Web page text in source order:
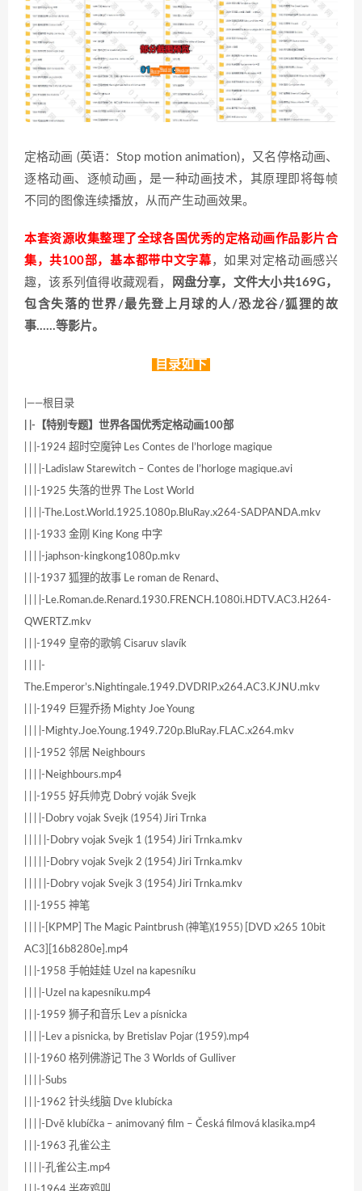
定格动画 (英语：Stop motion animation)，又名停格动画、
逐格动画、逐帧动画，是一种动画技术，其原理即将每帧
不同的图像连续播放，从而产生动画效果。
本套资源收集整理了全球各国优秀的定格动画作品影片合
集，共100部，基本都带中文字幕，如果对定格动画感兴
趣，该系列值得收藏观看，
网盘分享，文件大小共169G，
包含失落的世界/最先登上月球的人/恐龙谷/狐狸的故
事……等影片。
目录如下
|——根目录
| |-【特别专题】世界各国优秀定格动画100部
| | |-1924 超时空魔钟 Les Contes de l’horloge magique
| | | |-Ladislaw Starewitch – Contes de l’horloge magique.avi
| | |-1925 失落的世界 The Lost World
| | | |-The.Lost.World.1925.1080p.BluRay.x264-SADPANDA.mkv
| | |-1933 金刚 King Kong 中字
| | | |-japhson-kingkong1080p.mkv
| | |-1937 狐狸的故事 Le roman de Renard、
| | | |-Le.Roman.de.Renard.1930.FRENCH.1080i.HDTV.AC3.H264-
QWERTZ.mkv
| | |-1949 皇帝的歌鸲 Cisaruv slavík
| | | |-
The.Emperor’s.Nightingale.1949.DVDRIP.x264.AC3.KJNU.mkv
| | |-1949 巨猩乔扬 Mighty Joe Young
| | | |-Mighty.Joe.Young.1949.720p.BluRay.FLAC.x264.mkv
| | |-1952 邻居 Neighbours
| | | |-Neighbours.mp4
| | |-1955 好兵帅克 Dobrý voják Svejk
| | | |-Dobry vojak Svejk (1954) Jiri Trnka
| | | | |-Dobry vojak Svejk 1 (1954) Jiri Trnka.mkv
| | | | |-Dobry vojak Svejk 2 (1954) Jiri Trnka.mkv
| | | | |-Dobry vojak Svejk 3 (1954) Jiri Trnka.mkv
| | |-1955 神笔
| | | |-[KPMP] The Magic Paintbrush (神笔)(1955) [DVD x265 10bit
AC3][16b8280e].mp4
| | |-1958 手帕娃娃 Uzel na kapesníku
| | | |-Uzel na kapesníku.mp4
| | |-1959 狮子和音乐 Lev a písnicka
| | | |-Lev a pisnicka, by Bretislav Pojar (1959).mp4
| | |-1960 格列佛游记 The 3 Worlds of Gulliver
| | | |-Subs
| | |-1962 针头线脑 Dve klubícka
| | | |-Dvě klubíčka – animovaný film – Česká filmová klasika.mp4
| | |-1963 孔雀公主
| | | |-孔雀公主.mp4